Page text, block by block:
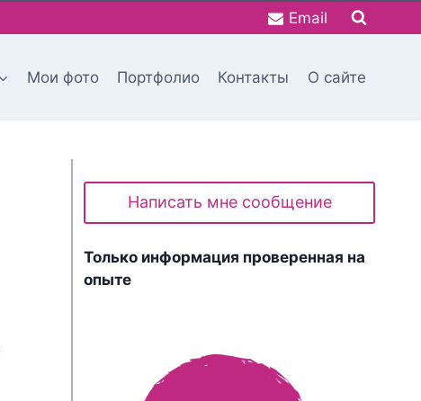
Email
Мои фото Портфолио Контакты О сайте
Написать мне сообщение
Только информация проверенная на
опыте